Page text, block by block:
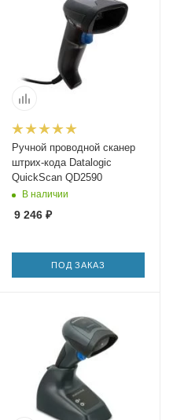
Ручной проводной сканер
штрих-кода Datalogic
QuickScan QD2590
В наличии
9 246₽
ПОД ЗАКАЗ